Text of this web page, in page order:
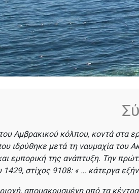
Αμβρακικού κόλπου, κοντά στα
ιδρύθηκε μετά τη ναυμαχία του
εμπορική της ανάπτυξη. Την
1429, στίχος 9108: « … κάτεργα
απομακρυσμένη από τα